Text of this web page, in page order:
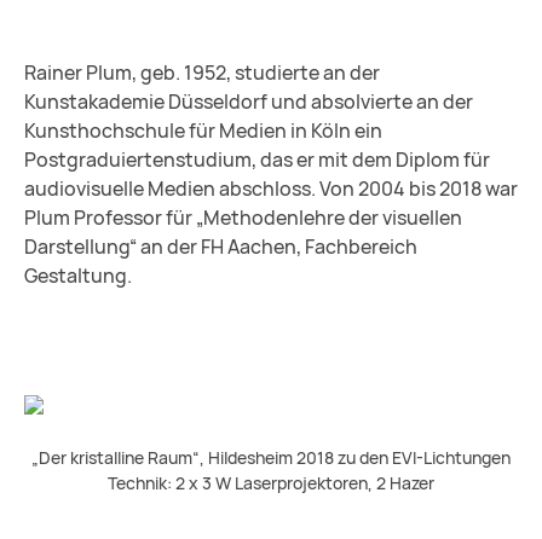
Rainer Plum, geb. 1952, studierte an der
Kunstakademie Düsseldorf und absolvierte an der
Kunsthochschule für Medien in Köln ein
Postgraduiertenstudium, das er mit dem Diplom für
audiovisuelle Medien abschloss. Von 2004 bis 2018 war
Plum Professor für „Methodenlehre der visuellen
Darstellung“ an der FH Aachen, Fachbereich
Gestaltung.
„Der kristalline Raum“, Hildesheim 2018 zu den EVI-Lichtungen
Technik: 2 x 3 W Laserprojektoren, 2 Hazer